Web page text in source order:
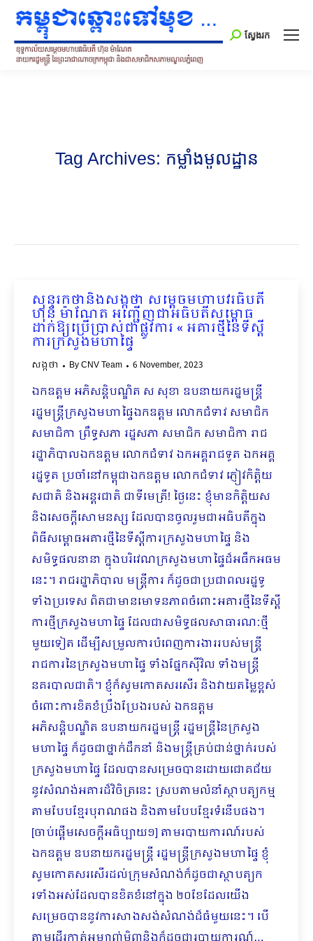
Search:
ស្វែងរក
Tag Archives: កម្លាំងមូលដ្ឋាន
សុន្ទរកថានិងសង្កថា សម្តេចមហាបវរធិបតី
ហ៊ុន ម៉ាណែត អញ្ជើញជាអធិបតីសម្ពោធ
ដាក់ឱ្យប្រើប្រាស់ជាផ្លូវការ « អគារថ្មីនៃទីស្តី
ការក្រសួងមហាផ្ទៃ
សង្កថា ByCNV Team 6 November, 2023
ឯកឧត្ដម អភិសន្តិបណ្ឌិត ស សុខា ឧបនាយករដ្ឋមន្រ្តី
រដ្ឋមន្ដ្រីក្រសួងមហាផ្ទៃឯកឧត្តម លោកជំទាវ សមាជិក
សមាជិកា ព្រឹទ្ធសភា រដ្ឋសភា សមាជិក សមាជិកា រាជ
រដ្ឋាភិបាលឯកឧត្តម លោកជំទាវ ឯកអគ្គរាជទូត ឯកអគ្គ
រដ្ឋទូត ប្រចាំនៅកម្ពុជាឯកឧត្តម លោកជំទាវ ភ្ញៀវកិត្តិយ
សជាតិ និងអន្ដរជាតិ ជាទីមេត្រី! ថ្ងៃនេះ ខ្ញុំមានកិត្តិយស
និងសេចក្ដីសោមនស្ស ដែលបានចូលរួមជាអធិបតីក្នុង
ពិធីសម្ពោធអគារថ្មីនៃទីស្ដីការក្រសួងមហាផ្ទៃ និង
សមិទ្ធផលនានា ក្នុងបរិវេណក្រសួងមហាផ្ទៃដ៏អធឹកអធម
នេះ។ រាជរដ្ឋាភិបាល មន្ដ្រីការ ក៏ដូចជាប្រជាពលរដ្ឋទូ
ទាំងប្រទេស ពិតជាមានមោទនភាពចំពោះអគារថ្មីនៃទីស្ដី
ការថ្មីក្រសួងមហាផ្ទៃ ដែលជាសមិទ្ធផលសាធារណៈថ្មី
មួយទៀត ដើម្បីសម្រួលការបំពេញការងាររបស់មន្ដ្រី
រាជការនៃក្រសួងមហាផ្ទៃ ទាំងផ្នែកស៊ីវិល ទាំងមន្ដ្រី
នគរបាលជាតិ។ ខ្ញុំក៏សូមកោតសរសើរ និងវាយតម្លៃខ្ពស់
ចំពោះការខិតខំប្រឹងប្រែងរបស់ ឯកឧត្តម
អភិសន្ដិបណ្ឌិត ឧបនាយករដ្ឋមន្ដ្រី រដ្ឋមន្ដ្រីនៃក្រសួង
មហាផ្ទៃ ក៏ដូចជាថ្នាក់ដឹកនាំ និងមន្ដ្រីគ្រប់ជាន់ថ្នាក់របស់
ក្រសួងមហាផ្ទៃ ដែលបានសម្រេចបានដោយជោគជ័យ
នូវសំណង់អគារដ៏វិចិត្រនេះ ស្របតាមលំនាំស្ថាបត្យកម្ម
តាមបែបខ្មែរបុរាណផង និងតាមបែបខ្មែរទំនើបផង។
[ចាប់ផ្ដើមសេចក្តីអធិប្បាយ១] តាមរបាយការណ៍របស់
ឯកឧត្តម ឧបនាយករដ្ឋមន្ដ្រី រដ្ឋមន្ដ្រីក្រសួងមហាផ្ទៃ ខ្ញុំ
សូមកោតសរសើរដល់ក្រុមសំណង់ក៏ដូចជាស្ថាបត្យក
រទាំងអស់ដែលបានខិតខំនៅក្នុង ២០ខែដែលយើង
សម្រេចបាននូវការសាងសង់សំណង់ដ៏ធំមួយនេះ។ បើ